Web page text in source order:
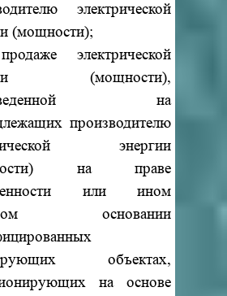
электрической
(мощности);
электрической
(мощности),
на
производителю
энергии
на праве
или ином
основании
объектах,
на основе